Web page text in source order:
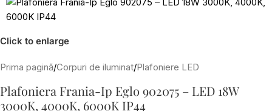
Click to enlarge
Prima pagină/Corpuri de iluminat/Plafoniere LED
Plafoniera Frania-Ip Eglo 902075 – LED 18W
3000K, 4000K, 6000K IP44